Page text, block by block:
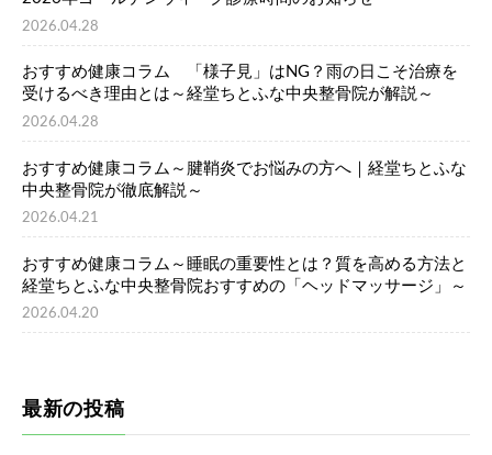
2026.04.28
おすすめ健康コラム 「様子見」はNG？雨の日こそ治療を
受けるべき理由とは～経堂ちとふな中央整骨院が解説～
2026.04.28
おすすめ健康コラム～腱鞘炎でお悩みの方へ｜経堂ちとふな
中央整骨院が徹底解説～
2026.04.21
おすすめ健康コラム～睡眠の重要性とは？質を高める方法と
経堂ちとふな中央整骨院おすすめの「ヘッドマッサージ」～
2026.04.20
最新の投稿